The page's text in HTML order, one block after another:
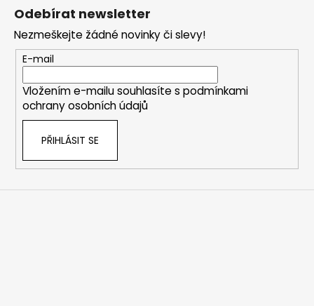
Odebírat newsletter
Nezmeškejte žádné novinky či slevy!
E-mail
Vložením e-mailu souhlasíte s podmínkami
ochrany osobních údajů
PŘIHLÁSIT SE